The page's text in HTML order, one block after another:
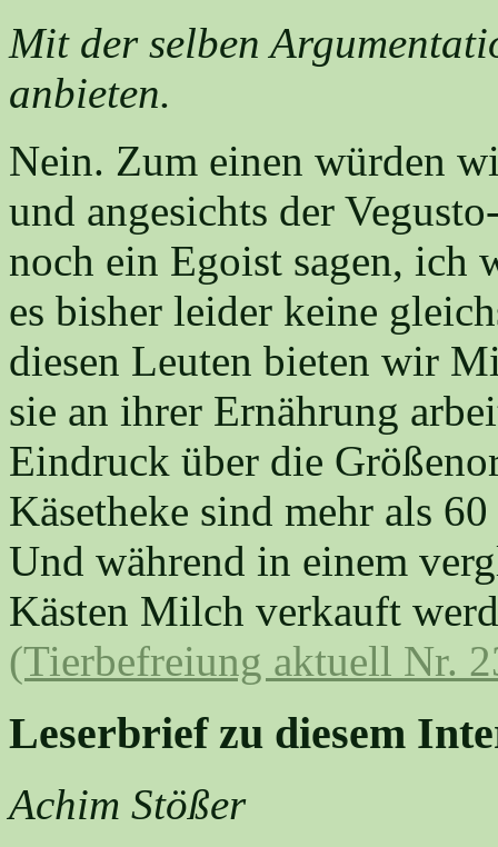
Mit der selben
anbieten.
Nein. Zum einen würden
und angesichts der
noch ein Egoist sagen, ich
es bisher leider keine
diesen Leuten bieten wir
sie an ihrer Ernährung
Eindruck über die
Käsetheke sind mehr als
Und während in einem
Kästen Milch verkauft
(Tierbefreiung aktuell Nr.
Leserbrief zu diesem
Achim Stößer